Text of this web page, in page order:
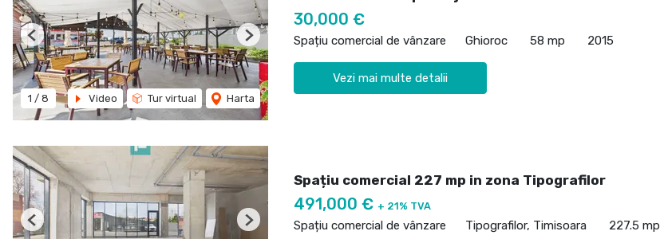
1 / 8 Video Tur virtual Harta
Previous Next
30,000 €
Spațiu comercial de vânzare Ghioroc 58 mp 2015
Vezi mai multe detalii
Previous Next
Spațiu comercial 227 mp in zona Tipografilor
491,000 € + 21% TVA
Spațiu comercial de vânzare Tipografilor, Timisoara 227.5 mp